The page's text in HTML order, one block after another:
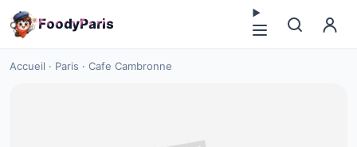
FoodyParis
Accueil · Paris · Cafe Cambronne